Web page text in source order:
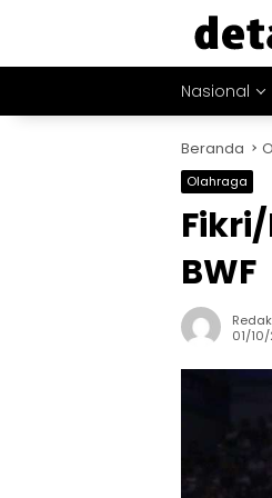
Nasional
Beranda
Olahraga
BWF
01/